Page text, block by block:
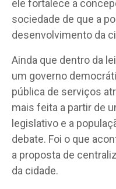
ele fortalece a
sociedade de que a
desenvolvimento da
Ainda que dentro da
um governo
pública de serviços
mais feita a partir de
legislativo e a
debate. Foi o que
a proposta de
da cidade.